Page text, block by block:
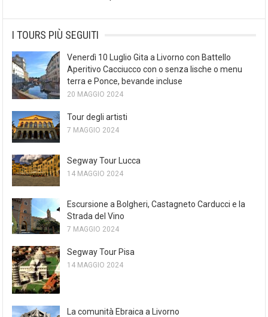
I TOURS PIÙ SEGUITI
Venerdì 10 Luglio Gita a Livorno con Battello
Aperitivo Cacciucco con o senza lische o menu
terra e Ponce, bevande incluse
20 MAGGIO 2024
Tour degli artisti
7 MAGGIO 2024
Segway Tour Lucca
14 MAGGIO 2024
Escursione a Bolgheri, Castagneto Carducci e la
Strada del Vino
7 MAGGIO 2024
Segway Tour Pisa
14 MAGGIO 2024
La comunità Ebraica a Livorno